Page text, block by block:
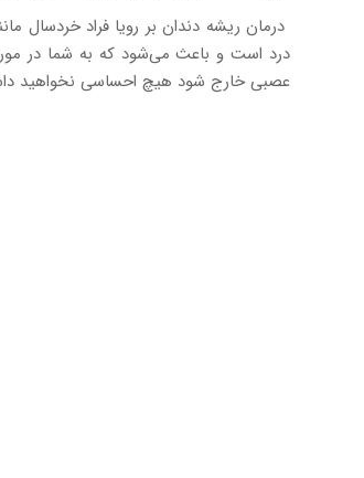
درمان ریشه دندان بر رویا فراد خردسال
درد است و باعث می‌شود که به شما در
عصبی خارج شود هیچ احساسی نخواهید